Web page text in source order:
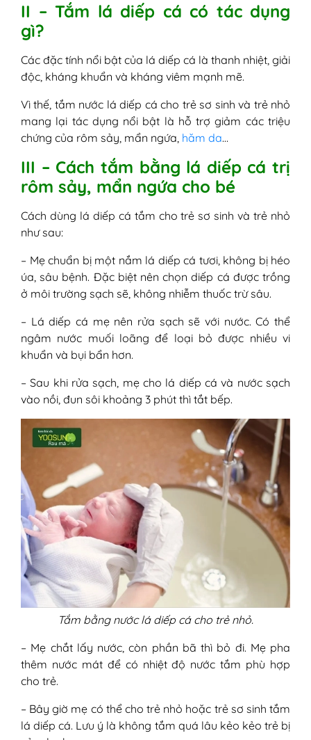
II – Tắm lá diếp cá có tác dụng
gì?
Các đặc tính nổi bật của lá diếp cá là thanh nhiệt, giải
độc, kháng khuẩn và kháng viêm mạnh mẽ.
Vì thế, tắm nước lá diếp cá cho trẻ sơ sinh và trẻ nhỏ
mang lại tác dụng nổi bật là hỗ trợ giảm các triệu
chứng của rôm sảy, mẩn ngứa, hăm da…
III – Cách tắm bằng lá diếp cá trị
rôm sảy, mẩn ngứa cho bé
Cách dùng lá diếp cá tắm cho trẻ sơ sinh và trẻ nhỏ
như sau:
– Mẹ chuẩn bị một nắm lá diếp cá tươi, không bị héo
úa, sâu bệnh. Đặc biệt nên chọn diếp cá được trồng
ở môi trường sạch sẽ, không nhiễm thuốc trừ sâu.
– Lá diếp cá mẹ nên rửa sạch sẽ với nước. Có thể
ngâm nước muối loãng để loại bỏ được nhiều vi
khuẩn và bụi bẩn hơn.
– Sau khi rửa sạch, mẹ cho lá diếp cá và nước sạch
vào nồi, đun sôi khoảng 3 phút thì tắt bếp.
Tắm bằng nước lá diếp cá cho trẻ nhỏ.
– Mẹ chắt lấy nước, còn phần bã thì bỏ đi. Mẹ pha
thêm nước mát để có nhiệt độ nước tắm phù hợp
cho trẻ.
– Bây giờ mẹ có thể cho trẻ nhỏ hoặc trẻ sơ sinh tắm
lá diếp cá. Lưu ý là không tắm quá lâu kẻo kẻo trẻ bị